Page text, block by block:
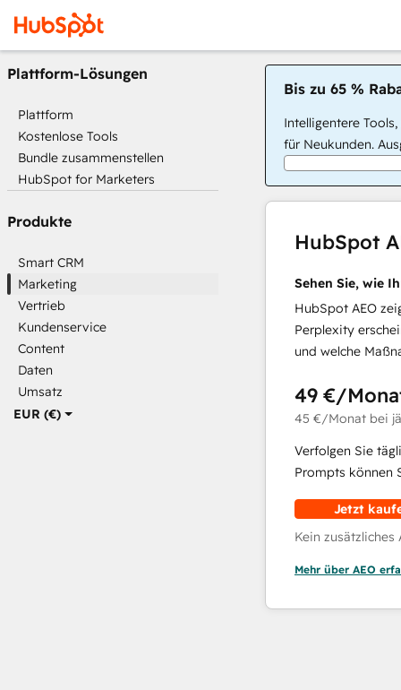
EUR (€)
Plattform-Lösungen
Plattform
Kostenlose Tools
Bundle zusammenstellen
HubSpot for Marketers
Produkte
Smart CRM
Marketing
Vertrieb
Kundenservice
Content
Daten
Umsatz
Bis zu 65 %
Intelligentere
für Neukunden.
HubSpot
Sehen Sie, wie
HubSpot AEO
Perplexity
und welche
49 €/
45 €/Monat bei
Verfolgen Sie
Prompts können
Jetzt
Kein
Mehr über AEO